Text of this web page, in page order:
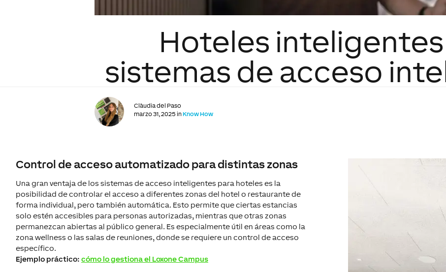
Hoteles
sistemas de acceso
Clàudia del Paso
marzo 31, 2025 inKnow How
Control de acceso automatizado para distintas zonas
Una gran ventaja de los sistemas de acceso inteligentes para hoteles es la
posibilidad de controlar el acceso a diferentes zonas del hotel o restaurante de
forma individual, pero también automática. Esto permite que ciertas estancias
solo estén accesibles para personas autorizadas, mientras que otras zonas
permanezcan abiertas al público general. Es especialmente útil en áreas como la
zona wellness o las salas de reuniones, donde se requiere un control de acceso
específico.
Ejemplo práctico: cómo lo gestiona el Loxone Campus